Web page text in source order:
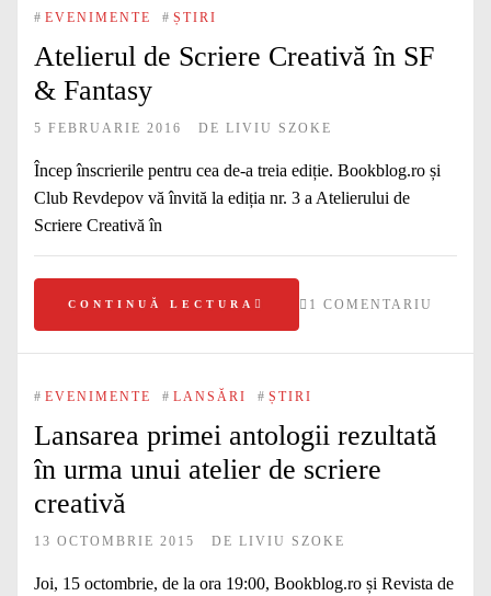
# EVENIMENTE # ȘTIRI
Atelierul de Scriere Creativă în SF
& Fantasy
5 FEBRUARIE 2016 DE LIVIU SZOKE
Încep înscrierile pentru cea de-a treia ediție. Bookblog.ro și
Club Revdepov vă învită la ediția nr. 3 a Atelierului de
Scriere Creativă în
CONTINUĂ LECTURA 1 COMENTARIU
# EVENIMENTE # LANSĂRI # ȘTIRI
Lansarea primei antologii rezultată
în urma unui atelier de scriere
creativă
13 OCTOMBRIE 2015 DE LIVIU SZOKE
Joi, 15 octombrie, de la ora 19:00, Bookblog.ro și Revista de